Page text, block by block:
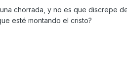
chorrada, y no es que discrepe
esté montando el cristo?